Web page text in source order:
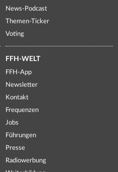
News-Podcast
Themen-Ticker
Voting
FFH-WELT
FFH-App
Newsletter
Kontakt
Frequenzen
Jobs
Führungen
Presse
Radiowerbung